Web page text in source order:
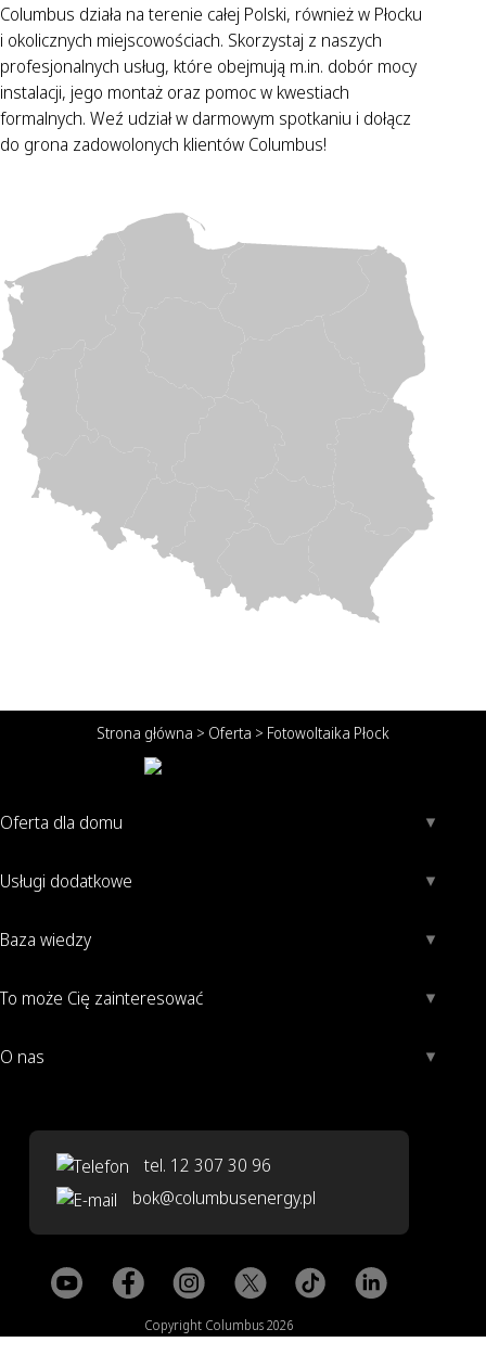
Columbus działa na terenie całej Polski, również w Płocku
i okolicznych miejscowościach. Skorzystaj z naszych
profesjonalnych usług, które obejmują m.in. dobór mocy
instalacji, jego montaż oraz pomoc w kwestiach
formalnych. Weź udział w darmowym spotkaniu i dołącz
do grona zadowolonych klientów Columbus!
Strona główna > Oferta > Fotowoltaika Płock
Oferta dla domu
Usługi dodatkowe
Baza wiedzy
To może Cię zainteresować
O nas
tel. 12 307 30 96
bok@columbusenergy.pl
Copyright Columbus 2026